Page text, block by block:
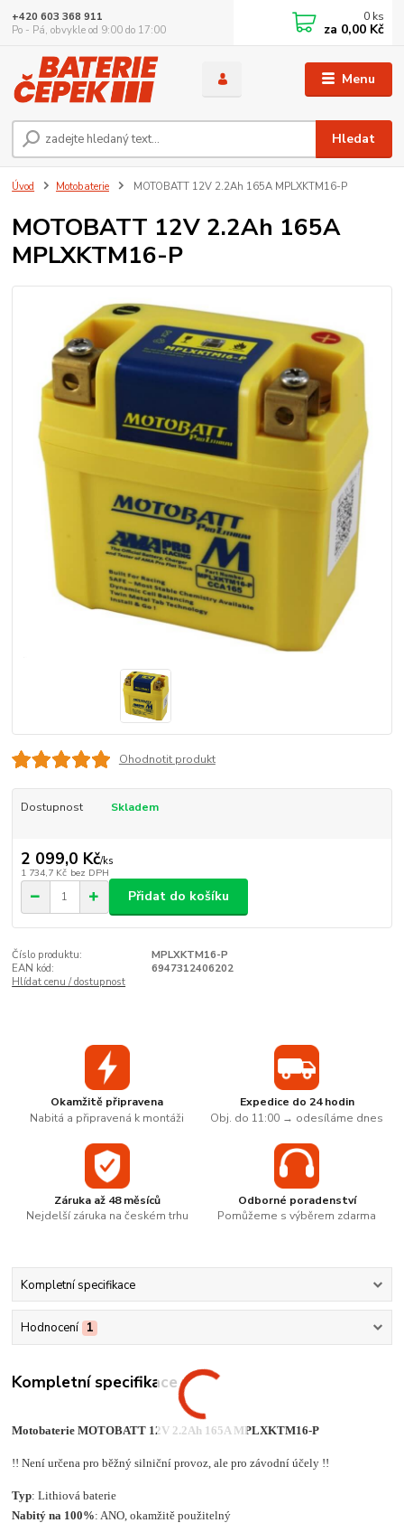
Menu
Hledat
+420 603 368 911
Po - Pá, obvykle od 9:00 do 17:00
0 ks
za 0,00 Kč
Úvod Motobaterie MOTOBATT 12V 2.2Ah 165A MPLXKTM16-P
MOTOBATT 12V 2.2Ah 165A
MPLXKTM16-P
Ohodnotit produkt
Dostupnost Skladem
2 099,0 Kč/ks
1 734,7 Kč bez DPH
Přidat do košíku
Číslo produktu:
MPLXKTM16-P
EAN kód:
6947312406202
Hlídat cenu / dostupnost
Okamžitě připravena
Nabitá a připravená k montáži
Expedice do 24 hodin
Obj. do 11:00 → odesíláme dnes
Záruka až 48 měsíců
Nejdelší záruka na českém trhu
Odborné poradenství
Pomůžeme s výběrem zdarma
Kompletní specifikace
Hodnocení 1
Kompletní specifikace
Motobaterie MOTOBATT 12V 2.2Ah 165A MPLXKTM16-P
!! Není určena pro běžný silniční provoz, ale pro závodní účely !!
Typ: Lithiová baterie
Nabitý na 100%: ANO, okamžitě použitelný